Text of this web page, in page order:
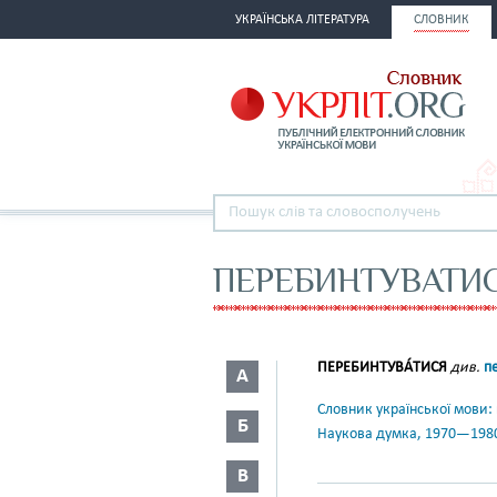
УКРАЇНСЬКА ЛІТЕРАТУРА СЛОВНИК
А
Б
В
ПЕРЕБИНТУВА́ТИСЯ див.
Словник української
Наукова думка,